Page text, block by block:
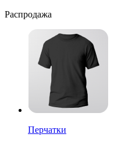
Распродажа
Перчатки